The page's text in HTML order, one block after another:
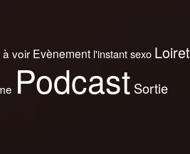
voir Evènement l'instant sexo Loiret
Podcast Sortie